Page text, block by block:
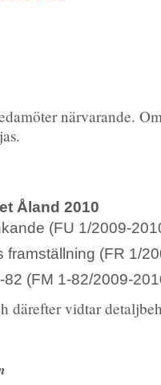
närvarande.
Åland 2010
(FU 1/2009-
(FR 1/
(FM 1-82/2009-
därefter vidtar